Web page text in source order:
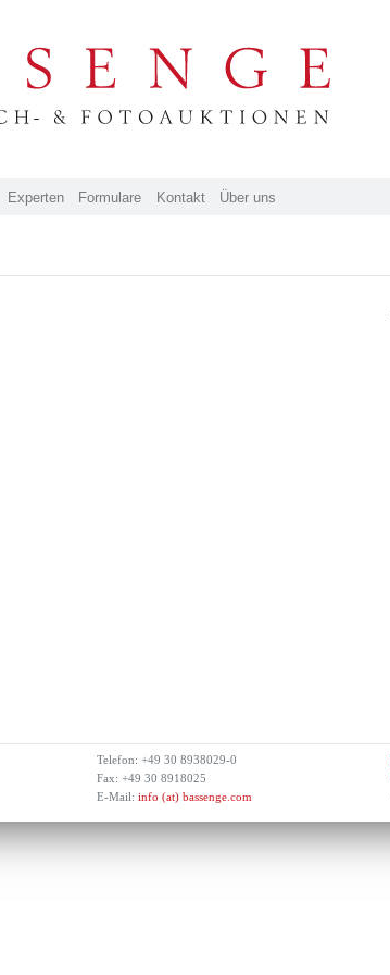
Experten Formulare Kontakt Über uns
Telefon: +49 30 8938029-0
Fax: +49 30 8918025
E-Mail: info (at) bassenge.com